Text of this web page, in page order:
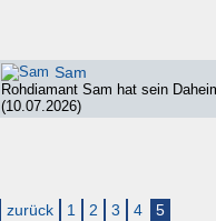
Sam
Rohdiamant Sam hat sein
(10.07.2026)
zurück 1 2 3 4 5